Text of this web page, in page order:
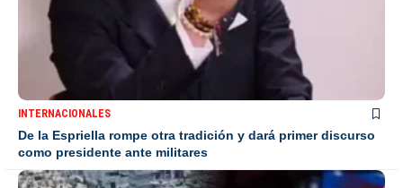
INTERNACIONALES
De la Espriella rompe otra tradición y dará primer discurso
como presidente ante militares